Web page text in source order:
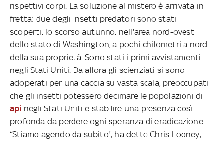
rispettivi corpi. La soluzione al mistero è arrivata in
fretta: due degli insetti predatori sono stati
scoperti, lo scorso autunno, nell'area nord-ovest
dello stato di Washington, a pochi chilometri a nord
della sua proprietà. Sono stati i primi avvistamenti
negli Stati Uniti. Da allora gli scienziati si sono
adoperati per una caccia su vasta scala, preoccupati
che gli insetti potessero decimare le popolazioni di
api negli Stati Uniti e stabilire una presenza così
profonda da perdere ogni speranza di eradicazione.
“Stiamo agendo da subito", ha detto Chris Looney,